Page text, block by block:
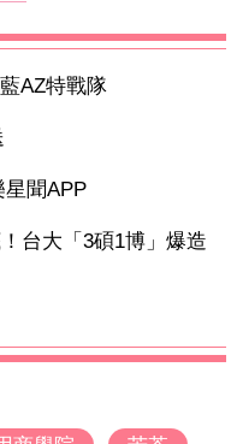
AZ特戰隊
聞APP
台大「3碩1博」爆造